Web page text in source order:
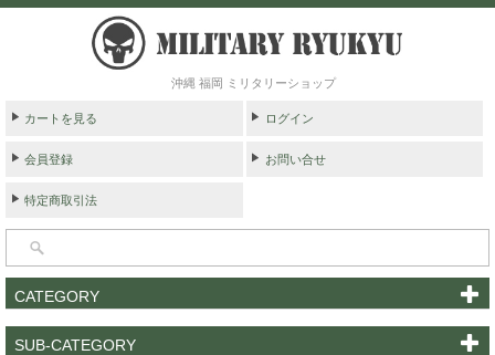
沖縄 福岡 ミリタリーショップ
カートを見る ログイン
会員登録 お問い合せ
特定商取引法
CATEGORY
SUB-CATEGORY